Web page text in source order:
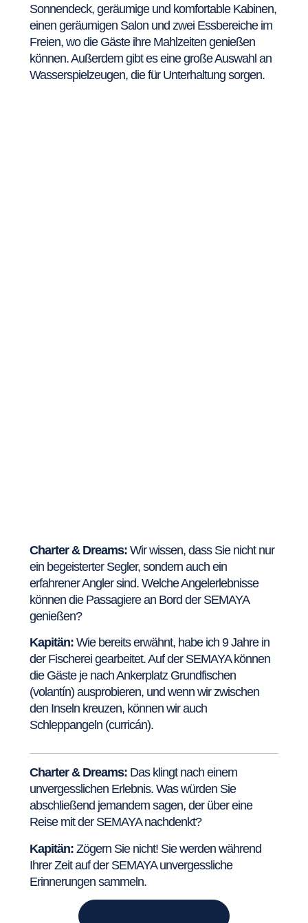
Sonnendeck, geräumige und komfortable Kabinen,
einen geräumigen Salon und zwei Essbereiche im
Freien, wo die Gäste ihre Mahlzeiten genießen
können. Außerdem gibt es eine große Auswahl an
Wasserspielzeugen, die für Unterhaltung sorgen.
Charter & Dreams:Wir wissen, dass Sie nicht nur
ein begeisterter Segler, sondern auch ein
erfahrener Angler sind. Welche Angelerlebnisse
können die Passagiere an Bord der SEMAYA
genießen?
Kapitän:Wie bereits erwähnt, habe ich 9 Jahre in
der Fischerei gearbeitet. Auf der SEMAYA können
die Gäste je nach Ankerplatz Grundfischen
(volantín) ausprobieren, und wenn wir zwischen
den Inseln kreuzen, können wir auch
Schleppangeln (curricán).
Charter & Dreams:Das klingt nach einem
unvergesslichen Erlebnis. Was würden Sie
abschließend jemandem sagen, der über eine
Reise mit der SEMAYA nachdenkt?
Kapitän:Zögern Sie nicht! Sie werden während
Ihrer Zeit auf der SEMAYA unvergessliche
Erinnerungen sammeln.